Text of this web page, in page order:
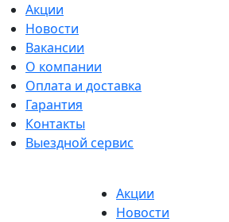
Акции
Новости
Вакансии
О компании
Оплата и доставка
Гарантия
Контакты
Выездной сервис
Акции
Новости